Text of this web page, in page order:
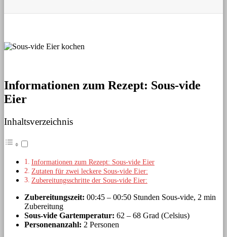
Informationen zum Rezept: Sous-vide
Eier
Inhaltsverzeichnis
Informationen zum Rezept: Sous-vide Eier
Zutaten für zwei leckere Sous-vide Eier:
Zubereitungsschritte der Sous-vide Eier:
Zubereitungszeit: 00:45 – 00:50 Stunden Sous-vide, 2 min
Zubereitung
Sous-vide Gartemperatur: 62 – 68 Grad (Celsius)
Personenanzahl: 2 Personen